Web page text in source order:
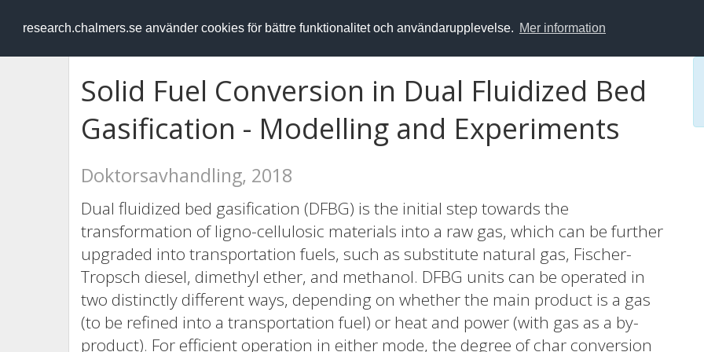
research.chalmers.se använder cookies för bättre funktionalitet och användarupplevelse. Mer information
RESEARCH.chalmers.se
Solid Fuel Conversion in Dual Fluidized Bed
Gasification - Modelling and Experiments
Doktorsavhandling, 2018
Dual fluidized bed gasification (DFBG) is the initial step towards the
transformation of ligno-cellulosic materials into a raw gas, which can be further
upgraded into transportation fuels, such as substitute natural gas, Fischer-
Tropsch diesel, dimethyl ether, and methanol. DFBG units can be operated in
two distinctly different ways, depending on whether the main product is a gas
(to be refined into a transportation fuel) or heat and power (with gas as a by-
product). For efficient operation in either mode, the degree of char conversion